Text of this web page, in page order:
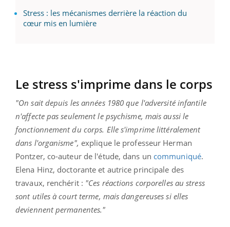
Stress : les mécanismes derrière la réaction du
cœur mis en lumière
Le stress s'imprime dans le corps
"On sait depuis les années 1980 que l'adversité infantile
n'affecte pas seulement le psychisme, mais aussi le
fonctionnement du corps. Elle s'imprime littéralement
dans l'organisme", explique le professeur Herman
Pontzer, co-auteur de l'étude, dans un communiqué.
Elena Hinz, doctorante et autrice principale des
travaux, renchérit : "Ces réactions corporelles au stress
sont utiles à court terme, mais dangereuses si elles
deviennent permanentes."